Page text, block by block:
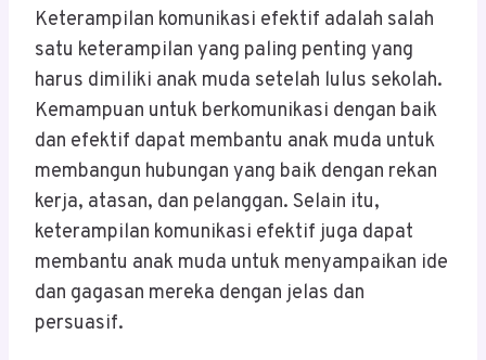
Keterampilan komunikasi efektif adalah salah
satu keterampilan yang paling penting yang
harus dimiliki anak muda setelah lulus sekolah.
Kemampuan untuk berkomunikasi dengan baik
dan efektif dapat membantu anak muda untuk
membangun hubungan yang baik dengan rekan
kerja, atasan, dan pelanggan. Selain itu,
keterampilan komunikasi efektif juga dapat
membantu anak muda untuk menyampaikan ide
dan gagasan mereka dengan jelas dan
persuasif.